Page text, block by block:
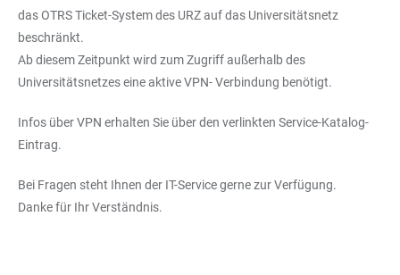
das OTRS Ticket-System des URZ auf das Universitätsnetz
beschränkt.
Ab diesem Zeitpunkt wird zum Zugriff außerhalb des
Universitätsnetzes eine aktive VPN- Verbindung benötigt.
Infos über VPN erhalten Sie über den verlinkten Service-Katalog-
Eintrag.
Bei Fragen steht Ihnen der IT-Service gerne zur Verfügung.
Danke für Ihr Verständnis.